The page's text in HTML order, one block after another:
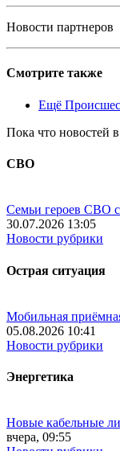
Новости партнеров
Смотрите также
Ещё
Пока что новостей
СВО
Семьи героев СВО с
30.07.2026 13:05
Новости рубрики
Острая ситуация
Мобильная
05.08.2026 10:41
Новости рубрики
Энергетика
Новые кабельные
вчера, 09:55